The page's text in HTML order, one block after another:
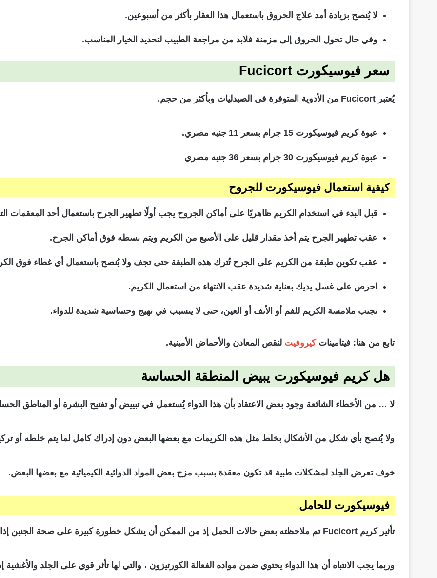
لا يُنصح بزيادة أمد علاج الحروق باستعمال هذا العقار بأكثر من أسبوعين.
وفي حال تحول الحروق إلى مزمنة فلابد من مراجعة الطبيب لتحديد الخيار المناسب.
سعر فيوسيكورت Fucicort
يُعتبر Fucicort من الأدوية المتوفرة في الصيدليات وبأكثر من حجم.
عبوة كريم فيوسيكورت 15 جرام بسعر 11 جنيه مصري.
عبوة كريم فيوسيكورت 30 جرام بسعر 36 جنيه مصري
كيفية استعمال فيوسيكورت للجروح
قبل البدء في استخدام الكريم ظاهريًا على أماكن الجروح يجب أولًا تطهير الجرح باستعمال أحد المعقمات
عقب تطهير الجرح يتم أخذ مقدار قليل على الأصبع من الكريم ويتم بسطه فوق أماكن الجرح.
عقب تكوين طبقة من الكريم على الجرح تُترك هذه الطبقة حتى تجف ولا يُنصح باستعمال أي غطاء فوق
احرص على غسل يديك بعناية شديدة عقب الانتهاء من استعمال الكريم.
تجنب ملامسة الكريم للفم أو الأنف أو العين، حتى لا يتسبب في تهيج وحساسية شديدة للدواء.
تابع من هنا: فيتاميناتكيروفيت لنقص المعادن والأحماض الأمينية.
هل كريم فيوسيكورت يبيض المنطقة الحساسة
لا … من الأخطاء الشائعة وجود بعض الاعتقاد بأن هذا الدواء يُستعمل في تبييض أو تفتيح البشرة أو المناطق
ولا يُنصح بأي شكل من الأشكال بخلط مثل هذه الكريمات مع بعضها البعض دون إدراك كامل لما يتم خلطه أو
خوف تعرض الجلد لمشكلات طبية قد تكون معقدة بسبب مزج بعض المواد الدوائية الكيميائية مع بعضها البعض.
فيوسيكورت للحامل
تأثير كريم Fucicort تم ملاحظته بعض حالات الحمل إذ من الممكن أن يشكل خطورة كبيرة على صحة الجنين إذا تم استعماله بكثرة مفرطة.
وربما يجب الانتباه أن هذا الدواء يحتوي ضمن مواده الفعالة الكورتيزون ، والتي لها تأثر قوي على الجلد والأغشية